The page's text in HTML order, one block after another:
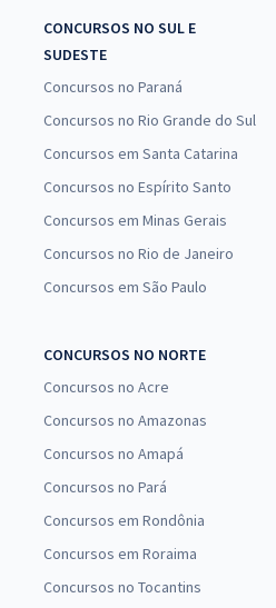
CONCURSOS NO SUL E
SUDESTE
Concursos no Paraná
Concursos no Rio Grande do Sul
Concursos em Santa Catarina
Concursos no Espírito Santo
Concursos em Minas Gerais
Concursos no Rio de Janeiro
Concursos em São Paulo
CONCURSOS NO NORTE
Concursos no Acre
Concursos no Amazonas
Concursos no Amapá
Concursos no Pará
Concursos em Rondônia
Concursos em Roraima
Concursos no Tocantins